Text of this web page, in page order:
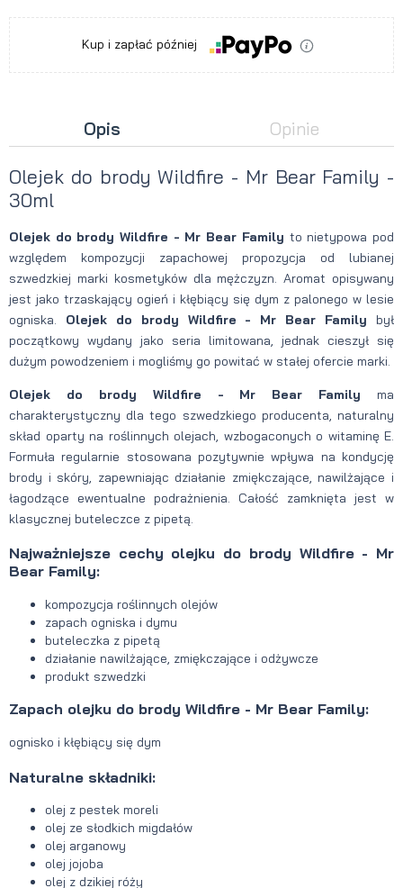
Kup i zapłać później
Opis Opinie
Olejek do brody Wildfire - Mr Bear Family -
30ml
Olejek do brody Wildfire - Mr Bear Family to nietypowa pod
względem kompozycji zapachowej propozycja od lubianej
szwedzkiej marki kosmetyków dla mężczyzn. Aromat opisywany
jest jako trzaskający ogień i kłębiący się dym z palonego w lesie
ogniska. Olejek do brody Wildfire - Mr Bear Family był
początkowy wydany jako seria limitowana, jednak cieszył się
dużym powodzeniem i mogliśmy go powitać w stałej ofercie marki.
Olejek do brody Wildfire - Mr Bear Family ma
charakterystyczny dla tego szwedzkiego producenta, naturalny
skład oparty na roślinnych olejach, wzbogaconych o witaminę E.
Formuła regularnie stosowana pozytywnie wpływa na kondycję
brody i skóry, zapewniając działanie zmiękczające, nawilżające i
łagodzące ewentualne podrażnienia. Całość zamknięta jest w
klasycznej buteleczce z pipetą.
Najważniejsze cechy olejku do brody Wildfire - Mr
Bear Family:
kompozycja roślinnych olejów
zapach ogniska i dymu
buteleczka z pipetą
działanie nawilżające, zmiękczające i odżywcze
produkt szwedzki
Zapach olejku do brody Wildfire - Mr Bear Family:
ognisko i kłębiący się dym
Naturalne składniki:
olej z pestek moreli
olej ze słodkich migdałów
olej arganowy
olej jojoba
olej z dzikiej róży